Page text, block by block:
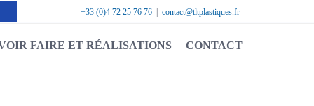
+33 (0)4 72 25 76 76| contact@tltplastiques.fr
FAIRE ET RÉALISATIONS CONTACT